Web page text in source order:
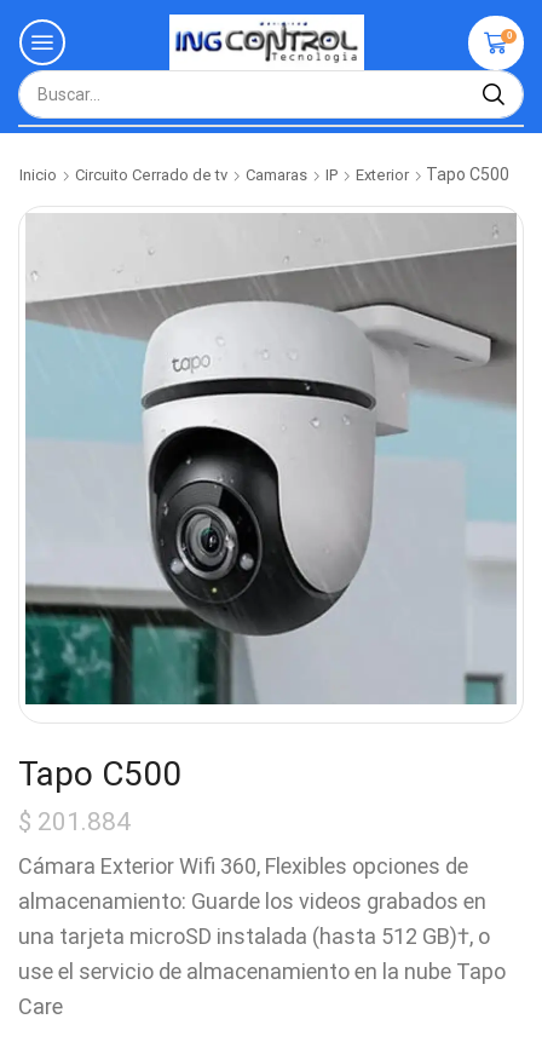
0
Inicio Circuito Cerrado de tv Camaras IP Exterior Tapo C500
Tapo C500
$ 201.884
Cámara Exterior Wifi 360, Flexibles opciones de
almacenamiento: Guarde los videos grabados en
una tarjeta microSD instalada (hasta 512 GB)†, o
use el servicio de almacenamiento en la nube Tapo
Care